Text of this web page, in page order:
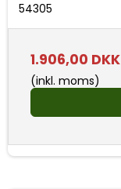
54305
1.906,00 DKK
(inkl. moms)